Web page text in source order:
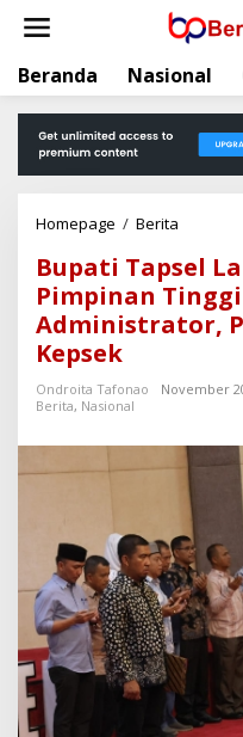
Beranda Nasional
Homepage / Berita
p
a
t
a
e
a
n
t
i
k
3
5
P
e
Bupati Tapsel
Pimpinan
Administrator,
Kepsek
Ondroita Tafonao
November
Berita, Nasional